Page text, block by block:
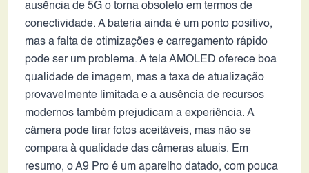
ausência de 5G o torna obsoleto em termos de
conectividade. A bateria ainda é um ponto positivo,
mas a falta de otimizações e carregamento rápido
pode ser um problema. A tela AMOLED oferece boa
qualidade de imagem, mas a taxa de atualização
provavelmente limitada e a ausência de recursos
modernos também prejudicam a experiência. A
câmera pode tirar fotos aceitáveis, mas não se
compara à qualidade das câmeras atuais. Em
resumo, o A9 Pro é um aparelho datado, com pouca